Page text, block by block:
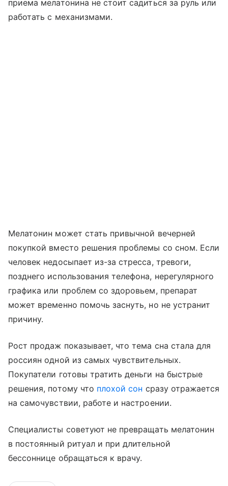
приема мелатонина не стоит садиться за руль или
работать с механизмами.
Мелатонин может стать привычной вечерней
покупкой вместо решения проблемы со сном. Если
человек недосыпает из-за стресса, тревоги,
позднего использования телефона, нерегулярного
графика или проблем со здоровьем, препарат
может временно помочь заснуть, но не устранит
причину.
Рост продаж показывает, что тема сна стала для
россиян одной из самых чувствительных.
Покупатели готовы тратить деньги на быстрые
решения, потому что плохой сон сразу отражается
на самочувствии, работе и настроении.
Специалисты советуют не превращать мелатонин
в постоянный ритуал и при длительной
бессоннице обращаться к врачу.